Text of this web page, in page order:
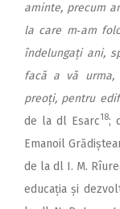
aminte, precum
la care m‑am
îndelungați ani,
facă a vă urma,
preoți, pentru
de la dl Esarc18;
Emanoil
de la dl I. M.
educația și